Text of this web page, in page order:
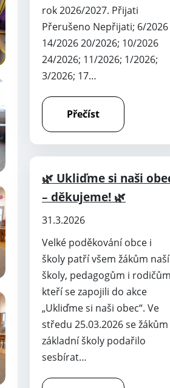
rok 2026/2027. Přijati
Přerušeno Nepřijati; 6/2026
14/2026 20/2026; 10/2026
24/2026; 11/2026; 1/2026;
3/2026; 17…
Přečíst
🌿 Ukliďme si naši
– děkujeme! 🌿
31.3.2026
Velké poděkování obce i
školy patří všem žákům naší
školy, pedagogům i
kteří se zapojili do akce
„Ukliďme si naši obec“. Ve
středu 25.03.2026 se žákům
základní školy podařilo
sesbírat…